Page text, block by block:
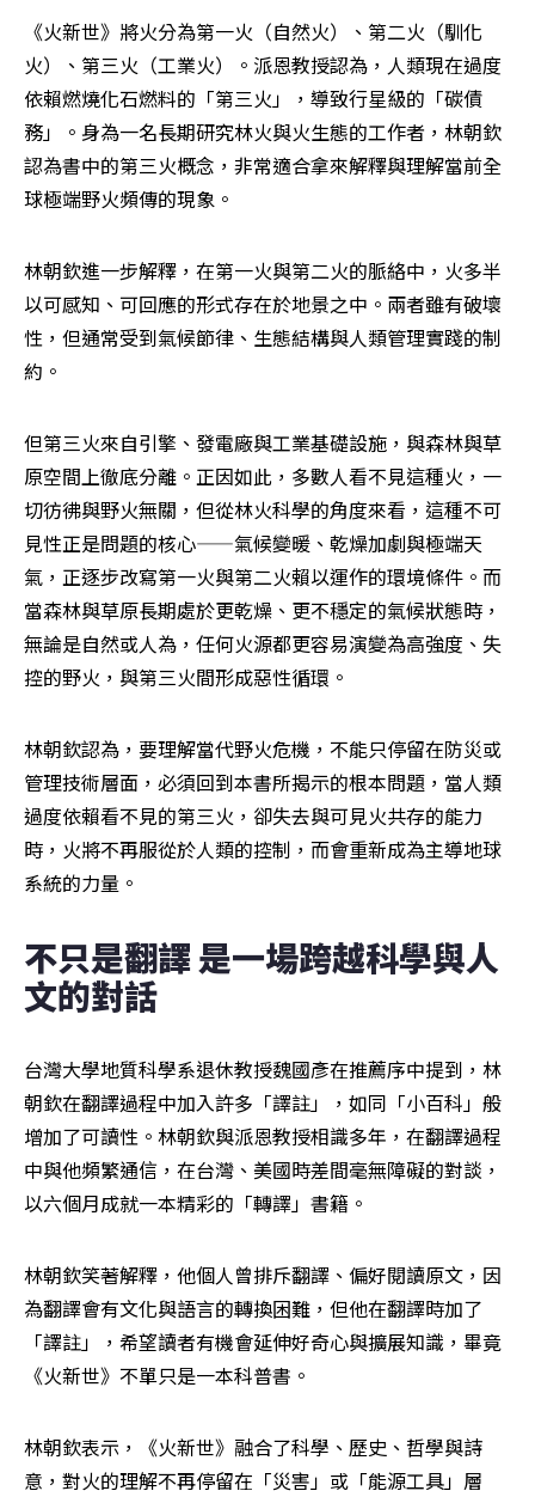
《火新世》將火分為第一火（自然火）、第二火（馴化
火）、第三火（工業火）。派恩教授認為，人類現在過度
依賴燃燒化石燃料的「第三火」，導致行星級的「碳債
務」。身為一名長期研究林火與火生態的工作者，林朝欽
認為書中的第三火概念，非常適合拿來解釋與理解當前全
球極端野火頻傳的現象。
林朝欽進一步解釋，在第一火與第二火的脈絡中，火多半
以可感知、可回應的形式存在於地景之中。兩者雖有破壞
性，但通常受到氣候節律、生態結構與人類管理實踐的制
約。
但第三火來自引擎、發電廠與工業基礎設施，與森林與草
原空間上徹底分離。正因如此，多數人看不見這種火，一
切彷彿與野火無關，但從林火科學的角度來看，這種不可
見性正是問題的核心——氣候變暖、乾燥加劇與極端天
氣，正逐步改寫第一火與第二火賴以運作的環境條件。而
當森林與草原長期處於更乾燥、更不穩定的氣候狀態時，
無論是自然或人為，任何火源都更容易演變為高強度、失
控的野火，與第三火間形成惡性循環。
林朝欽認為，要理解當代野火危機，不能只停留在防災或
管理技術層面，必須回到本書所揭示的根本問題，當人類
過度依賴看不見的第三火，卻失去與可見火共存的能力
時，火將不再服從於人類的控制，而會重新成為主導地球
系統的力量。
不只是翻譯 是一場跨越科學與人
文的對話
台灣大學地質科學系退休教授魏國彥在推薦序中提到，林
朝欽在翻譯過程中加入許多「譯註」，如同「小百科」般
增加了可讀性。林朝欽與派恩教授相識多年，在翻譯過程
中與他頻繁通信，在台灣、美國時差間毫無障礙的對談，
以六個月成就一本精彩的「轉譯」書籍。
林朝欽笑著解釋，他個人曾排斥翻譯、偏好閱讀原文，因
為翻譯會有文化與語言的轉換困難，但他在翻譯時加了
「譯註」，希望讀者有機會延伸好奇心與擴展知識，畢竟
《火新世》不單只是一本科普書。
林朝欽表示，《火新世》融合了科學、歷史、哲學與詩
意，對火的理解不再停留在「災害」或「能源工具」層